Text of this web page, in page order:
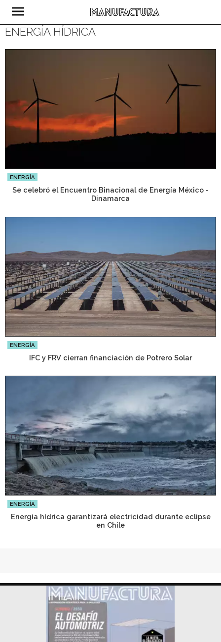
ENERGÍA HÍDRICA
ENERGÍA
Se celebró el Encuentro Binacional de Energía México -
Dinamarca
ENERGÍA
IFC y FRV cierran financiación de Potrero Solar
ENERGÍA
Energía hídrica garantizará electricidad durante eclipse
en Chile